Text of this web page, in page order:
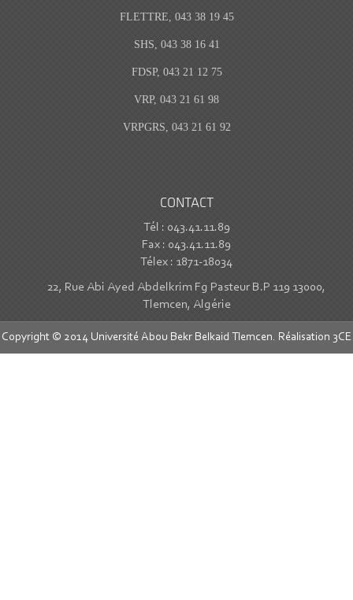
FLETTRE, 043 38 19 45
SHS, 043 38 16 41
FDSP, 043 21 12 75
VRP, 043 21 61 98
VRPGRS, 043 21 61 92
CONTACT
Tél : 043.41.11.89
Fax : 043.41.11.89
Télex : 1871-18034
22, Rue Abi Ayed Abdelkrim Fg Pasteur B.P 119 13000,
Tlemcen, Algérie
Copyright © 2014 Université Abou Bekr Belkaid Tlemcen. Réalisation 3CE